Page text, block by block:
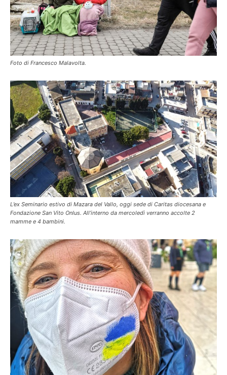
Foto di Francesco Malavolta.
L’ex Seminario estivo di Mazara del Vallo, oggi sede di Caritas diocesana e
Fondazione San Vito Onlus. All’interno da mercoledì verranno accolte 2
mamme e 4 bambini.